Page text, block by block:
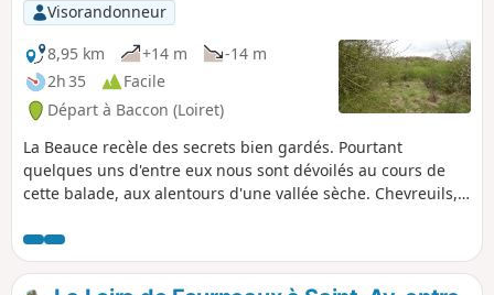
Visorandonneur
8,95 km
+14 m
-14 m
2h 35
Facile
Départ à Baccon (Loiret)
La Beauce recèle des secrets bien gardés. Pourtant
quelques uns d'entre eux nous sont dévoilés au cours de
cette balade, aux alentours d'une vallée sèche. Chevreuils,